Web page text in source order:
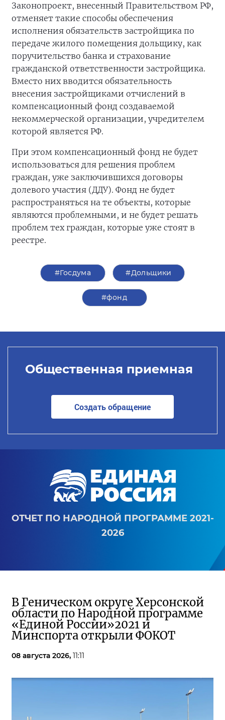
Законопроект, внесенный Правительством РФ,
отменяет такие способы обеспечения
исполнения обязательств застройщика по
передаче жилого помещения дольщику, как
поручительство банка и страхование
гражданской ответственности застройщика.
Вместо них вводится обязательность
внесения застройщиками отчислений в
компенсационный фонд создаваемой
некоммерческой организации, учредителем
которой является РФ.
При этом компенсационный фонд не будет
использоваться для решения проблем
граждан, уже заключившихся договоры
долевого участия (ДДУ). Фонд не будет
распространяться на те объекты, которые
являются проблемными, и не будет решать
проблем тех граждан, которые уже стоят в
реестре.
#Госдума #Дольщики
#фонд
Общественная приемная
Создать обращение
ОТЧЕТ ПО НАРОДНОЙ ПРОГРАММЕ 2021-
2026
В Геническом округе Херсонской
области по Народной программе
«Единой России»2021 и
Минспорта открыли ФОКОТ
08 августа 2026, 11:11